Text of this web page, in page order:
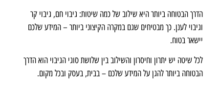
הדרך הבטוחה ביותר היא שילוב של כמה שיטות: גיבוי חם, גיבוי קר
וגיבוי לענן. כך מבטיחים שגם במקרה הקיצוני ביותר – המידע שלכם
יישאר בטוח.
לכל שיטה יש יתרון וחיסרון והשילוב בין שלושת סוגי הגיבוי הוא הדרך
הבטוחה ביותר להגן על המידע שלכם – בבית, בעסק ובכל מקום.